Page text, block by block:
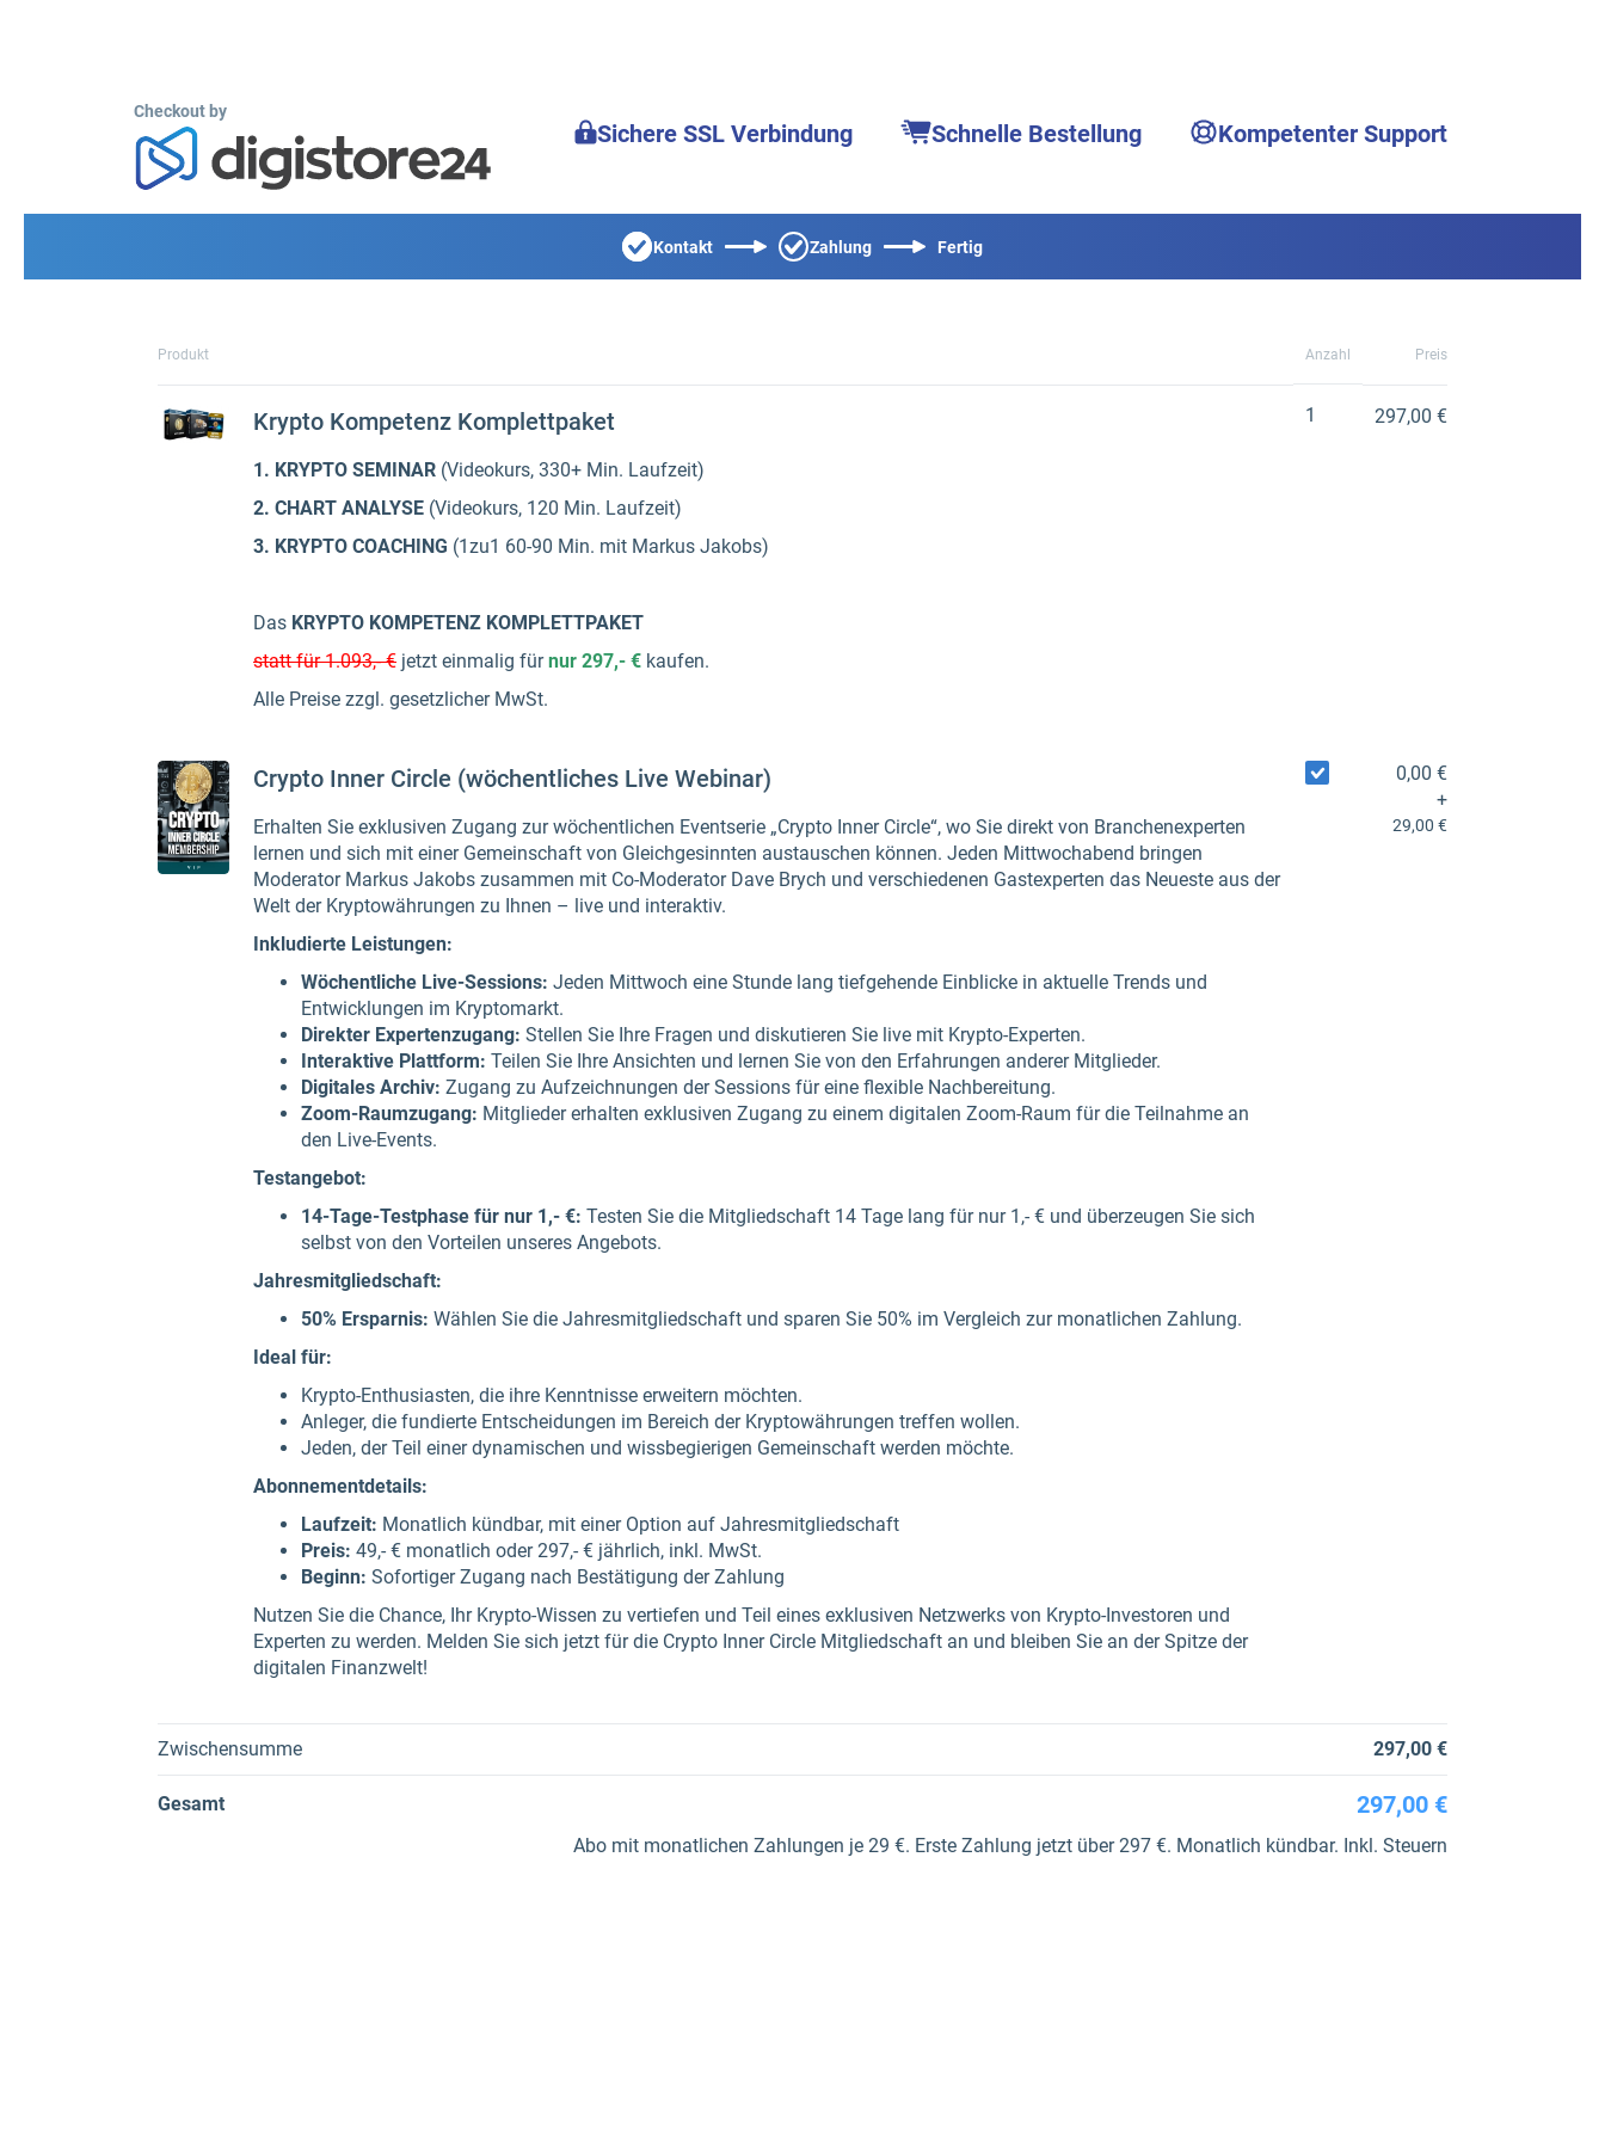
Checkout by
Sichere SSL Verbindung Schnelle Bestellung Kompetenter Support
Kontakt Zahlung Fertig
Produkt Anzahl Preis
Krypto Kompetenz Komplettpaket
1. KRYPTO SEMINAR (Videokurs, 330+ Min. Laufzeit)
2. CHART ANALYSE (Videokurs, 120 Min. Laufzeit)
3. KRYPTO COACHING (1zu1 60-90 Min. mit Markus Jakobs)
Das KRYPTO KOMPETENZ KOMPLETTPAKET
statt für 1.093,- € jetzt einmalig fürnur 297,- € kaufen.
Alle Preise zzgl. gesetzlicher MwSt.
1 297,00 €
Crypto Inner Circle (wöchentliches Live Webinar)
Erhalten Sie exklusiven Zugang zur wöchentlichen Eventserie „Crypto Inner Circle“, wo Sie direkt von Branchenexperten
lernen und sich mit einer Gemeinschaft von Gleichgesinnten austauschen können. Jeden Mittwochabend bringen
Moderator Markus Jakobs zusammen mit Co-Moderator Dave Brych und verschiedenen Gastexperten das Neueste aus der
Welt der Kryptowährungen zu Ihnen – live und interaktiv.
Inkludierte Leistungen:
Wöchentliche Live-Sessions: Jeden Mittwoch eine Stunde lang tiefgehende Einblicke in aktuelle Trends und
Entwicklungen im Kryptomarkt.
Direkter Expertenzugang: Stellen Sie Ihre Fragen und diskutieren Sie live mit Krypto-Experten.
Interaktive Plattform: Teilen Sie Ihre Ansichten und lernen Sie von den Erfahrungen anderer Mitglieder.
Digitales Archiv: Zugang zu Aufzeichnungen der Sessions für eine flexible Nachbereitung.
Zoom-Raumzugang: Mitglieder erhalten exklusiven Zugang zu einem digitalen Zoom-Raum für die Teilnahme an
den Live-Events.
Testangebot:
14-Tage-Testphase für nur 1,- €: Testen Sie die Mitgliedschaft 14 Tage lang für nur 1,- € und überzeugen Sie sich
selbst von den Vorteilen unseres Angebots.
Jahresmitgliedschaft:
50% Ersparnis: Wählen Sie die Jahresmitgliedschaft und sparen Sie 50% im Vergleich zur monatlichen Zahlung.
Ideal für:
Krypto-Enthusiasten, die ihre Kenntnisse erweitern möchten.
Anleger, die fundierte Entscheidungen im Bereich der Kryptowährungen treffen wollen.
Jeden, der Teil einer dynamischen und wissbegierigen Gemeinschaft werden möchte.
Abonnementdetails:
Laufzeit: Monatlich kündbar, mit einer Option auf Jahresmitgliedschaft
Preis: 49,- € monatlich oder 297,- € jährlich, inkl. MwSt.
Beginn: Sofortiger Zugang nach Bestätigung der Zahlung
Nutzen Sie die Chance, Ihr Krypto-Wissen zu vertiefen und Teil eines exklusiven Netzwerks von Krypto-Investoren und
Experten zu werden. Melden Sie sich jetzt für die Crypto Inner Circle Mitgliedschaft an und bleiben Sie an der Spitze der
digitalen Finanzwelt!
0,00 €
+
29,00 €
Zwischensumme 297,00 €
Gesamt 297,00 €
Abo mit monatlichen Zahlungen je 29 €. Erste Zahlung jetzt über 297 €. Monatlich kündbar. Inkl. Steuern